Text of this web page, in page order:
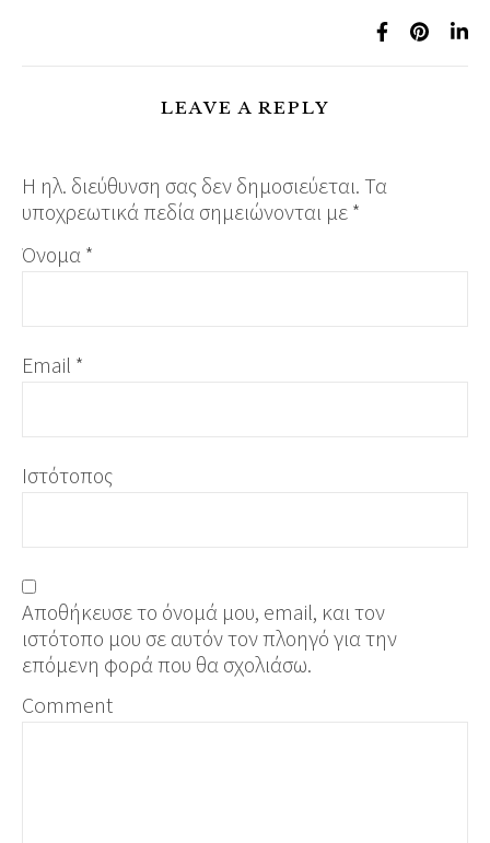
LEAVE A REPLY
Η ηλ. διεύθυνση σας δεν δημοσιεύεται. Τα
υποχρεωτικά πεδία σημειώνονται με *
Όνομα *
Email *
Ιστότοπος
Αποθήκευσε το όνομά μου, email, και τον
ιστότοπο μου σε αυτόν τον πλοηγό για την
επόμενη φορά που θα σχολιάσω.
Comment